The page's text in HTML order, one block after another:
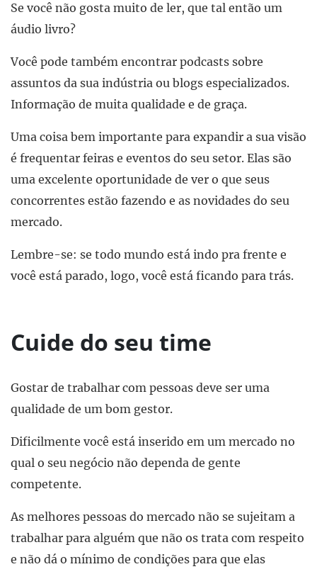
Se você não gosta muito de ler, que tal então um
áudio livro?
Você pode também encontrar podcasts sobre
assuntos da sua indústria ou blogs especializados.
Informação de muita qualidade e de graça.
Uma coisa bem importante para expandir a sua visão
é frequentar feiras e eventos do seu setor. Elas são
uma excelente oportunidade de ver o que seus
concorrentes estão fazendo e as novidades do seu
mercado.
Lembre-se: se todo mundo está indo pra frente e
você está parado, logo, você está ficando para trás.
Cuide do seu time
Gostar de trabalhar com pessoas deve ser uma
qualidade de um bom gestor.
Dificilmente você está inserido em um mercado no
qual o seu negócio não dependa de gente
competente.
As melhores pessoas do mercado não se sujeitam a
trabalhar para alguém que não os trata com respeito
e não dá o mínimo de condições para que elas